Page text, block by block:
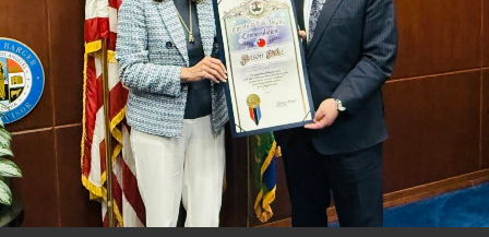
總統接受「法新社」（AFP）專訪內容
外交部長林佳龍於《外交事務》撰文指出：自由
世界 需要台灣，團結合作方能守護繁榮
外交部長林佳龍出席《台灣光華雜誌》50週年慶
「見證蛻變，分享世界的光華」開幕式，期許數
位轉 型迎向下個50年
總統主持「台美經濟繁榮夥伴對話」記者會 說
明臺美合作三大戰略方向 盼與民主夥伴共同引
領 下一個世代的繁榮
外交部長林佳龍接受印尼「時代雜誌」專訪，闡
述印太安全局勢，籲深化台印尼半導體供應鏈合
作
外交部長林佳龍午宴歡迎美國聯邦參議員蓋耶哥